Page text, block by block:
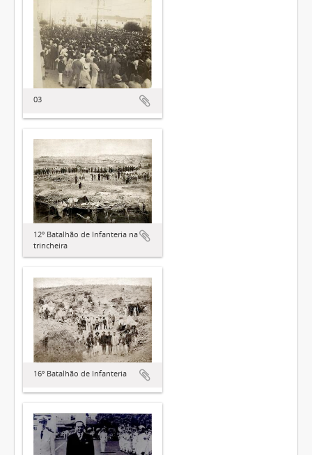
03
12º Batalhão de Infanteria na
trincheira
16º Batalhão de Infanteria